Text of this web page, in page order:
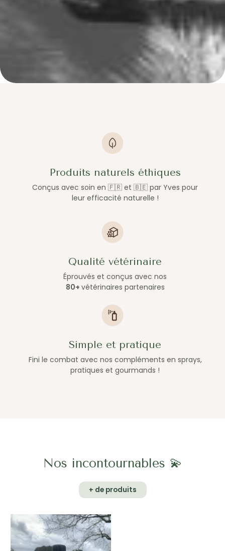
Produits naturels éthiques
Conçus avec soin en 🇫🇷 et 🇧🇪 par Yves pour
leur efficacité naturelle !
Qualité vétérinaire
Éprouvés et conçus avec nos
80+ vétérinaires partenaires
Simple et pratique
Fini le combat avec nos compléments en sprays,
pratiques et gourmands !
Nos incontournables 💫
+ de produits